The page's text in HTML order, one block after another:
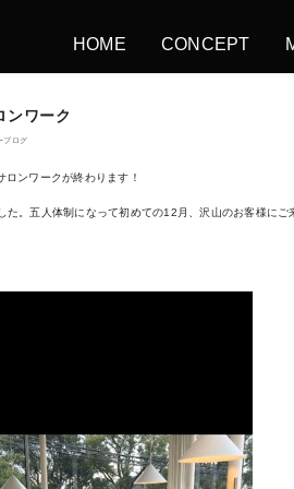
HOME CONCEPT
ンワーク
ブログ
ロンワークが終わります！
た。五人体制になって初めての12月、沢山のお客様に